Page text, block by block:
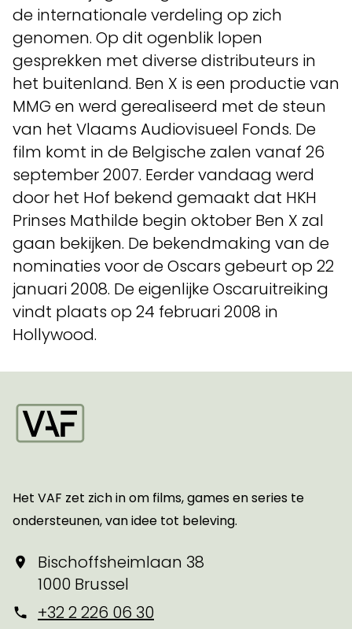
de internationale verdeling op zich
genomen. Op dit ogenblik lopen
gesprekken met diverse distributeurs in
het buitenland. Ben X is een productie van
MMG en werd gerealiseerd met de steun
van het Vlaams Audiovisueel Fonds. De
film komt in de Belgische zalen vanaf 26
september 2007. Eerder vandaag werd
door het Hof bekend gemaakt dat HKH
Prinses Mathilde begin oktober Ben X zal
gaan bekijken. De bekendmaking van de
nominaties voor de Oscars gebeurt op 22
januari 2008. De eigenlijke Oscaruitreiking
vindt plaats op 24 februari 2008 in
Hollywood.
Het VAF zet zich in om films, games en series te
ondersteunen, van idee tot beleving.
Bischoffsheimlaan 38
1000 Brussel
+32 2 226 06 30